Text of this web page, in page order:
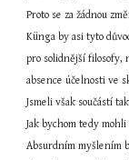
Proto se za žádnou
Künga by asi tyto
pro solidnější filosofy,
absence účelnosti ve
Jsmeli však součástí
Jak bychom tedy
Absurdním myšlením